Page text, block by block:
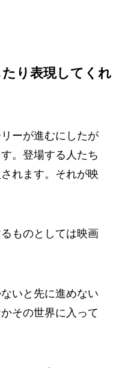
り表現してくれ
ーが進むにしたが
。登場する人たち
れます。それが映
ものとしては映画
いと先に進めない
その世界に入って